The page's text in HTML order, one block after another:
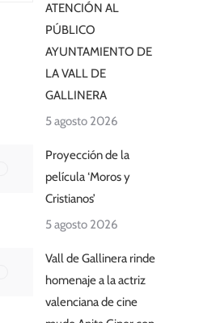
ATENCIÓN AL
PÚBLICO
AYUNTAMIENTO DE
LA VALL DE
GALLINERA
5 agosto 2026
Proyección de la
película ‘Moros y
Cristianos’
5 agosto 2026
Vall de Gallinera rinde
homenaje a la actriz
valenciana de cine